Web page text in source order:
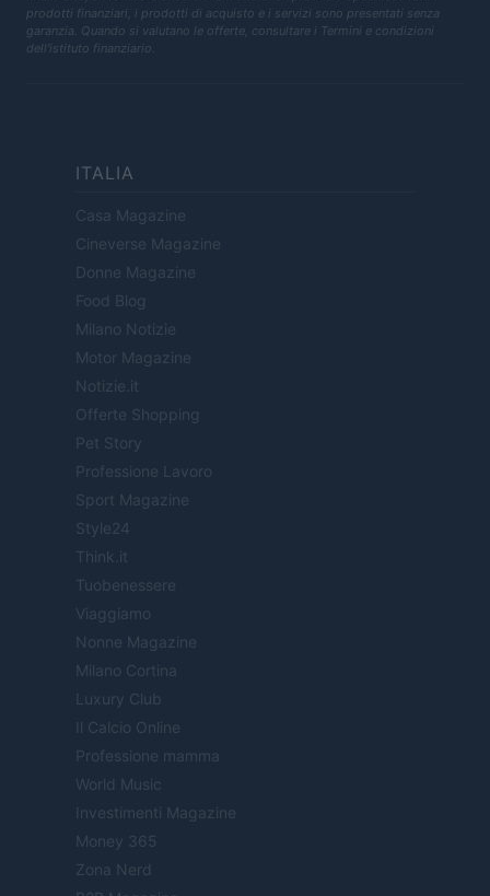
prodotti finanziari, i prodotti di acquisto e i servizi sono presentati senza
garanzia. Quando si valutano le offerte, consultare i Termini e condizioni
dell'istituto finanziario.
ITALIA
Casa Magazine
Cineverse Magazine
Donne Magazine
Food Blog
Milano Notizie
Motor Magazine
Notizie.it
Offerte Shopping
Pet Story
Professione Lavoro
Sport Magazine
Style24
Think.it
Tuobenessere
Viaggiamo
Nonne Magazine
Milano Cortina
Luxury Club
Il Calcio Online
Professione mamma
World Music
Investimenti Magazine
Money 365
Zona Nerd